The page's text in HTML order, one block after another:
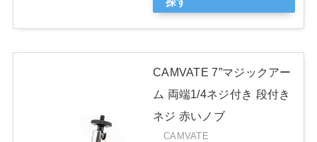
CAMVATE 7”マジックアー
ム 両端1/4ネジ付き 段付き
ネジ 赤いノブ
CAMVATE